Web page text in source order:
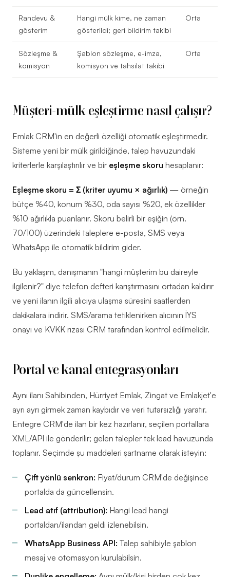
Randevu &
gösterim
Hangi mülk kime, ne zaman
gösterildi; geri bildirim takibi
Orta
Sözleşme &
komisyon
Şablon sözleşme, e-imza,
komisyon ve tahsilat takibi
Orta
Müşteri-mülk eşleştirme nasıl çalışır?
Emlak CRM'in en değerli özelliği otomatik eşleştirmedir.
Sisteme yeni bir mülk girildiğinde, talep havuzundaki
kriterlerle karşılaştırılır ve bir eşleşme skoru hesaplanır:
Eşleşme skoru = Σ (kriter uyumu × ağırlık) — örneğin
bütçe %40, konum %30, oda sayısı %20, ek özellikler
%10 ağırlıkla puanlanır. Skoru belirli bir eşiğin (örn.
70/100) üzerindeki taleplere e-posta, SMS veya
WhatsApp ile otomatik bildirim gider.
Bu yaklaşım, danışmanın "hangi müşterim bu daireyle
ilgilenir?" diye telefon defteri karıştırmasını ortadan kaldırır
ve yeni ilanın ilgili alıcıya ulaşma süresini saatlerden
dakikalara indirir. SMS/arama tetiklenirken alıcının İYS
onayı ve KVKK rızası CRM tarafından kontrol edilmelidir.
Portal ve kanal entegrasyonları
Aynı ilanı Sahibinden, Hürriyet Emlak, Zingat ve Emlakjet'e
ayrı ayrı girmek zaman kaybıdır ve veri tutarsızlığı yaratır.
Entegre CRM'de ilan bir kez hazırlanır, seçilen portallara
XML/API ile gönderilir; gelen talepler tek lead havuzunda
toplanır. Seçimde şu maddeleri şartname olarak isteyin:
Çift yönlü senkron: Fiyat/durum CRM'de değişince
portalda da güncellensin.
Lead atıf (attribution): Hangi lead hangi
portaldan/ilandan geldi izlenebilsin.
WhatsApp Business API: Talep sahibiyle şablon
mesaj ve otomasyon kurulabilsin.